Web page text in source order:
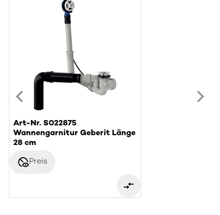
Art-Nr. S022875
Wannengarnitur Geberit Länge
28 cm
disabled_visiblePreis